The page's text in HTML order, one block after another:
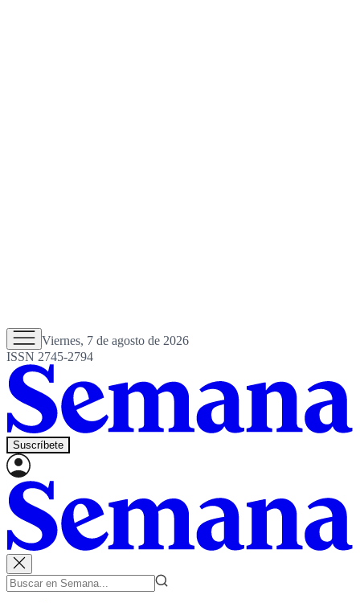
Viernes, 7 de agosto de 2026
ISSN 2745-2794
Suscríbete